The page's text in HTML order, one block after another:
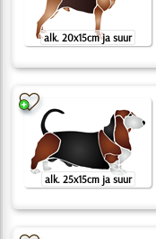
alk. 20x15cm ja suur
alk. 25x15cm ja suur